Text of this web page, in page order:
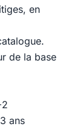
en
de la base
ans